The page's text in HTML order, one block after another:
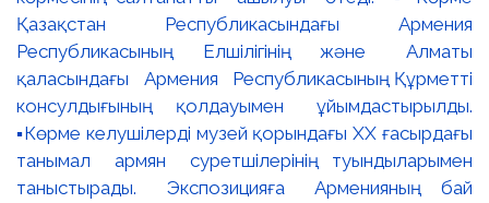
Қазақстан Республикасындағы Армения
Республикасының Елшілігінің және Алматы
қаласындағы Армения Республикасының Құрметті
консулдығының қолдауымен ұйымдастырылды.
▪️Көрме келушілерді музей қорындағы ХХ ғасырдағы
танымал армян суретшілерінің туындыларымен
таныстырады. Экспозицияға Арменияның бай